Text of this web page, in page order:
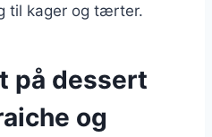
til kager og tærter.
på dessert
og